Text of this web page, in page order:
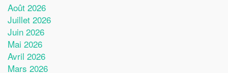
Août 2026
Juillet 2026
Juin 2026
Mai 2026
Avril 2026
Mars 2026